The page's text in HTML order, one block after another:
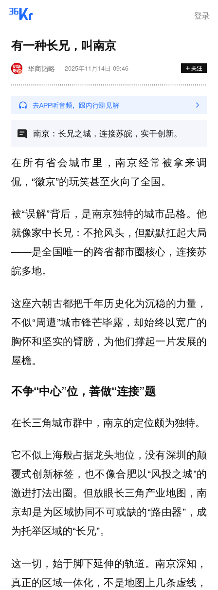
登录
有一种长兄，叫南京
华商韬略 2025年11月14日 09:46
南京：长兄之城，连接苏皖，实干创新。
在所有省会城市里，南京经常被拿来调
侃，“徽京”的玩笑甚至火向了全国。
被“误解”背后，是南京独特的城市品格。他
就像家中长兄：不抢风头，但默默扛起大局
——是全国唯一的跨省都市圈核心，连接苏
皖多地。
这座六朝古都把千年历史化为沉稳的力量，
不似“周遭”城市锋芒毕露，却始终以宽广的
胸怀和坚实的臂膀，为他们撑起一片发展的
屋檐。
不争“中心”位，善做“连接”题
在长三角城市群中，南京的定位颇为独特。
它不似上海般占据龙头地位，没有深圳的颠
覆式创新标签，也不像合肥以“风投之城”的
激进打法出圈。但放眼长三角产业地图，南
京却是为区域协同不可或缺的“路由器”，成
为托举区域的“长兄”。
这一切，始于脚下延伸的轨道。南京深知，
真正的区域一体化，不是地图上几条虚线，